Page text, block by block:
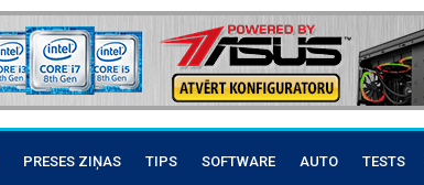
PRESES ZIŅAS TIPS SOFTWARE AUTO TESTS